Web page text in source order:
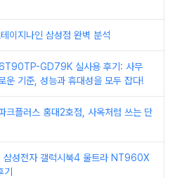
이지나인 삼성점 완벽 분석
GD79K 실사용 후기: 사무
운 기준, 성능과 휴대성을 모두 잡다!
크플러스 홍대2호점, 사옥처럼 쓰는 단
삼성전자 갤럭시북4 울트라 NT960X